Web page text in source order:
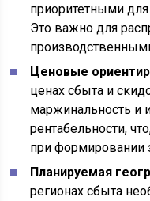
приоритетными
Это важно для
Ценовые
ценах сбыта и
маржинальность и
рентабельности,
при формировании
Планируемая
регионах сбыта